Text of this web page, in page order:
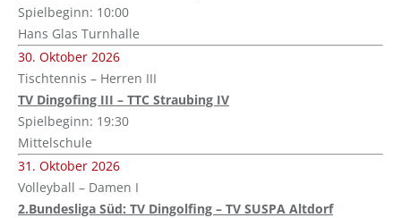
Spielbeginn: 10:00
Hans Glas Turnhalle
30. Oktober 2026
Tischtennis – Herren III
TV Dingofing III – TTC Straubing IV
Spielbeginn: 19:30
Mittelschule
31. Oktober 2026
Volleyball – Damen I
2.Bundesliga Süd: TV Dingolfing – TV SUSPA Altdorf